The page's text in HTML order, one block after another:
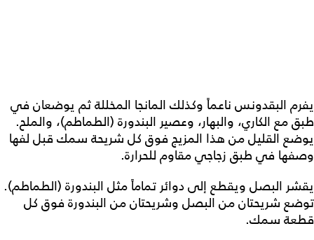
يفرم البقدونس ناعماً وكذلك المانجا المخللة ثم يوضعان في
طبق مع الكاري، والبهار، وعصير البندورة (الطماطم)، والملح.
يوضع القليل من هذا المزيج فوق كل شريحة سمك قبل لفها
وصفها في طبق زجاجي مقاوم للحرارة.
يقشر البصل ويقطع إلى دوائر تماماً مثل البندورة (الطماطم).
توضع شريحتان من البصل وشريحتان من البندورة فوق كل
قطعة سمك.